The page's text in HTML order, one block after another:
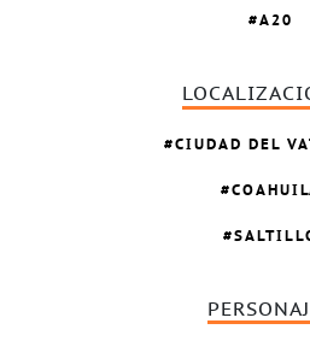
A20
CIUDAD DEL